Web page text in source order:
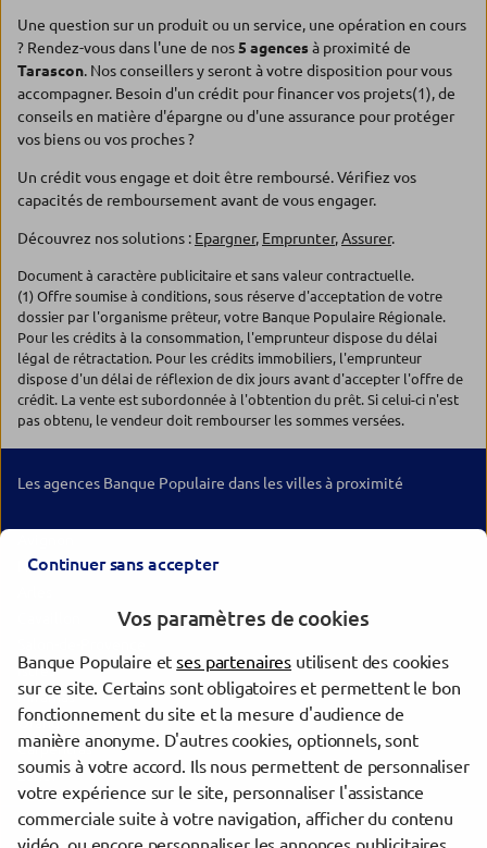
Une question sur un produit ou un service, une opération en cours
? Rendez-vous dans l'une de nos5 agencesà proximité de
Tarascon. Nos conseillers y seront à votre disposition pour vous
accompagner. Besoin d'un crédit pour financer vos projets(1), de
conseils en matière d'épargne ou d'une assurance pour protéger
vos biens ou vos proches ?
Un crédit vous engage et doit être remboursé. Vérifiez vos
capacités de remboursement avant de vous engager.
Découvrez nos solutions : Epargner, Emprunter,Assurer.
Document à caractère publicitaire et sans valeur contractuelle.
(1) Offre soumise à conditions, sous réserve d'acceptation de votre
dossier par l'organisme prêteur, votre Banque Populaire Régionale.
Pour les crédits à la consommation, l'emprunteur dispose du délai
légal de rétractation. Pour les crédits immobiliers, l'emprunteur
dispose d'un délai de réflexion de dix jours avant d'accepter l'offre de
crédit. La vente est subordonnée à l'obtention du prêt. Si celui-ci n'est
pas obtenu, le vendeur doit rembourser les sommes versées.
Les agences Banque Populaire dans les villes à proximité
Nîmes
Istres
Miramas
Orange
Carpentras
Lunel
Continuer sans accepter
Vos paramètres de cookies
Banque Populaire etses partenaires utilisent des cookies
sur ce site. Certains sont obligatoires et permettent le bon
fonctionnement du site et la mesure d'audience de
manière anonyme. D'autres cookies, optionnels, sont
soumis à votre accord. Ils nous permettent de personnaliser
votre expérience sur le site, personnaliser l'assistance
commerciale suite à votre navigation, afficher du contenu